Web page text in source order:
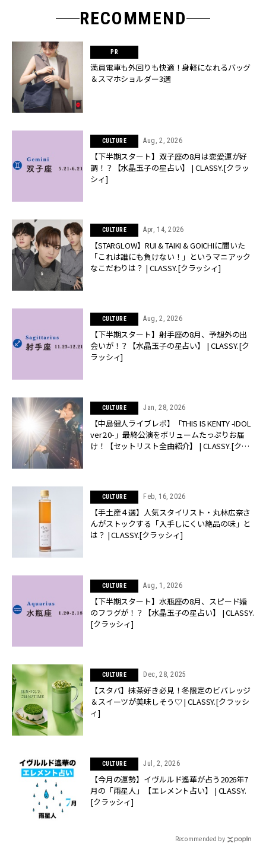
RECOMMEND
満員電車も外回りも快適！身軽になれるバッグ
＆スマホショルダー3選
CULTURE Aug, 2, 2026
【下半期スタート】双子座の8月は恋愛運が好
調！？【水晶玉子の星占い】 | CLASSY.[クラッ
シィ]
CULTURE Apr, 14, 2026
【STARGLOW】RUI & TAIKI & GOICHIに聞いた
「これは誰にも負けない！」というマニアック
なこだわりは？ | CLASSY.[クラッシィ]
CULTURE Aug, 2, 2026
【下半期スタート】射手座の8月、予想外の出
会いが！？【水晶玉子の星占い】 | CLASSY.[ク
ラッシィ]
CULTURE Jan, 28, 2026
【中島健人ライブレポ】「THIS IS KENTY -IDOL
ver2.0-」最終公演をボリュームたっぷりお届
け！【セットリスト全曲紹介】 | CLASSY.[クラ
CULTURE Feb, 16, 2026
【手土産４選】人気スタイリスト・丸林広奈さ
んがストックする「入手しにくい絶品の味」と
は？ | CLASSY.[クラッシィ]
CULTURE Aug, 1, 2026
【下半期スタート】水瓶座の8月、スピード婚
のフラグが！？【水晶玉子の星占い】 | CLASSY.
[クラッシィ]
CULTURE Dec, 28, 2025
【スタバ】抹茶好き必見！冬限定のビバレッジ
＆スイーツが美味しそう♡ | CLASSY.[クラッシ
ィ]
CULTURE Jul, 2, 2026
【今月の運勢】イヴルルド遙華が占う2026年7
月の「雨星人」【エレメント占い】 | CLASSY.
[クラッシィ]
Recommended by